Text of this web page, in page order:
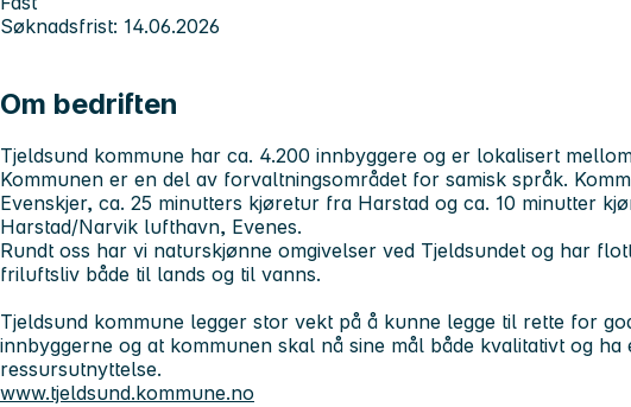
Søknadsfrist: 14.06.2026
Om bedriften
Tjeldsund kommune har ca. 4.200 innbyggere og er lokalisert
Kommunen er en del av forvaltningsområdet for samisk språk.
Evenskjer, ca. 25 minutters kjøretur fra Harstad og ca. 10 minutter
Harstad/Narvik lufthavn, Evenes.
Rundt oss har vi naturskjønne omgivelser ved Tjeldsundet og har
friluftsliv både til lands og til vanns.
Tjeldsund kommune legger stor vekt på å kunne legge til rette for
innbyggerne og at kommunen skal nå sine mål både kvalitativt og ha
ressursutnyttelse.
www.tjeldsund.kommune.no